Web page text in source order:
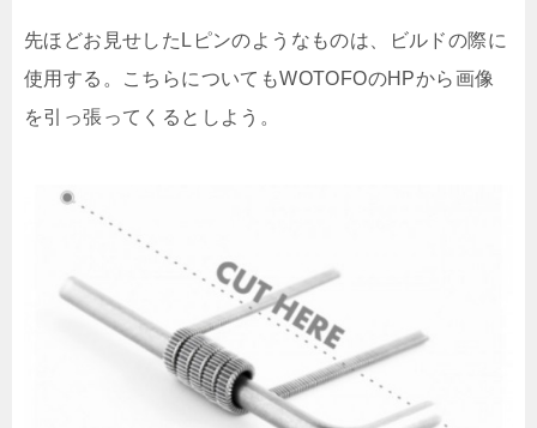
先ほどお見せしたLピンのようなものは、ビルドの際に
使用する。こちらについてもWOTOFOのHPから画像
を引っ張ってくるとしよう。